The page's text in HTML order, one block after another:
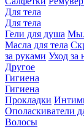
Для тела
Для тела
Гели для душа
Масла для тела
за руками Уход за
Другое
Гигиена
Гигиена
Прокладки
Ополаскиватели
Волосы